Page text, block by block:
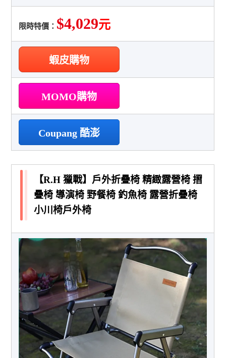
限時特價： $4,029元
蝦皮購物
MOMO購物
Coupang 酷澎
【R.H 獵戰】戶外折疊椅 精緻露營椅 摺
疊椅 導演椅 野餐椅 釣魚椅 露營折疊椅
小川椅戶外椅